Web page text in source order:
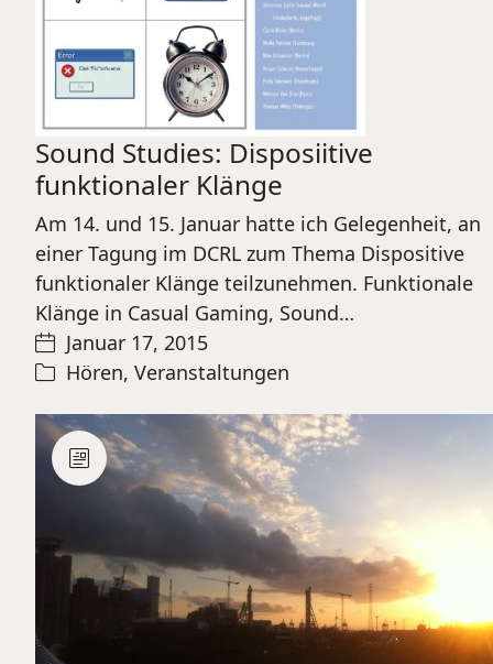
Sound Studies: Disposiitive
funktionaler Klänge
Am 14. und 15. Januar hatte ich Gelegenheit, an
einer Tagung im DCRL zum Thema Dispositive
funktionaler Klänge teilzunehmen. Funktionale
Klänge in Casual Gaming, Sound…
Januar 17, 2015
Hören, Veranstaltungen